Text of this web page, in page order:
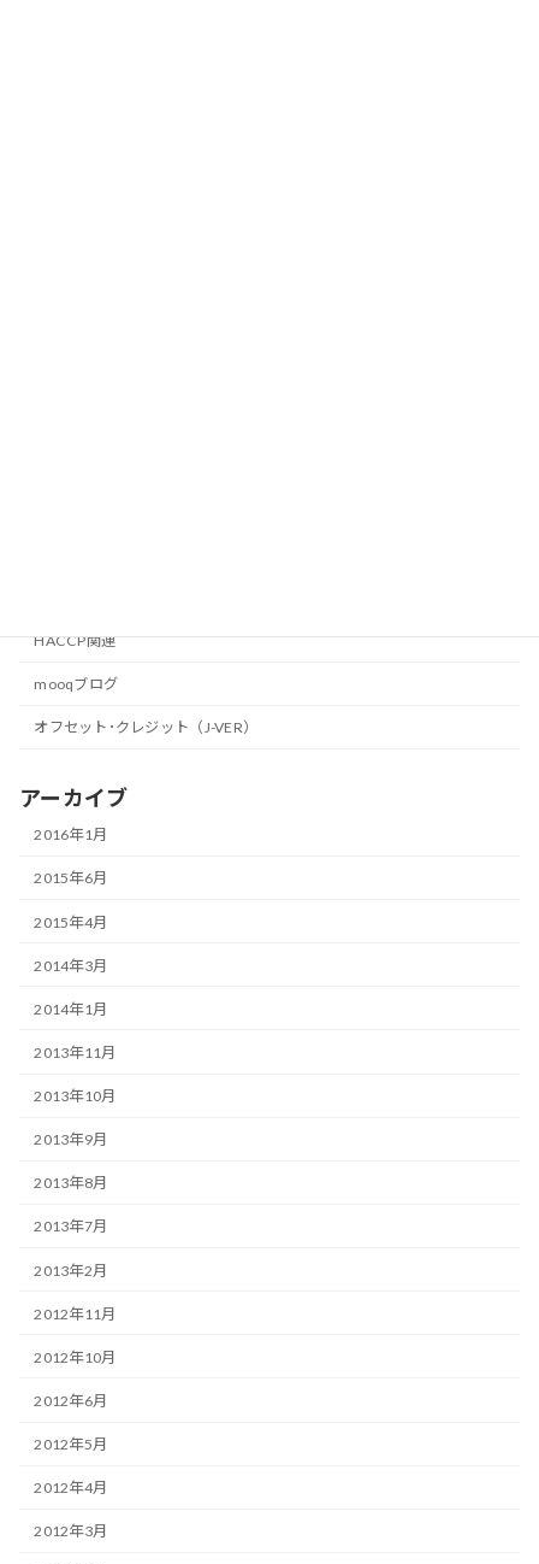
HACCP関連
mooqブログ
オフセット･クレジット（J-VER）
アーカイブ
2016年1月
2015年6月
2015年4月
2014年3月
2014年1月
2013年11月
2013年10月
2013年9月
2013年8月
2013年7月
2013年2月
2012年11月
2012年10月
2012年6月
2012年5月
2012年4月
2012年3月